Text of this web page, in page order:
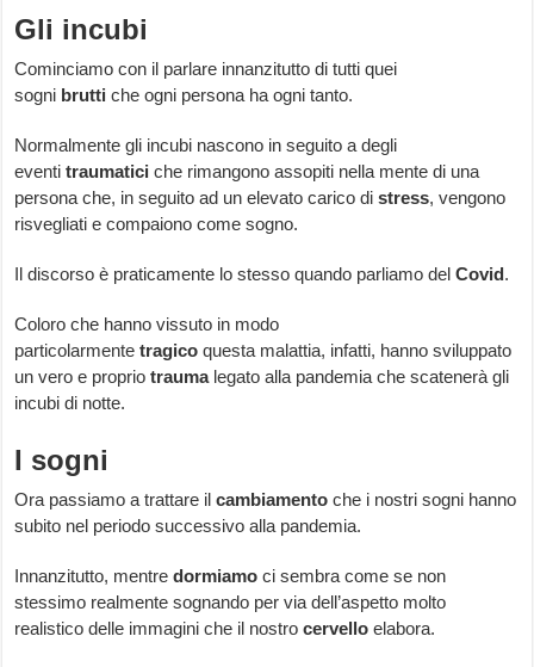
Gli incubi
Cominciamo con il parlare innanzitutto di tutti quei
sogni brutti che ogni persona ha ogni tanto.
Normalmente gli incubi nascono in seguito a degli
eventitraumatici che rimangono assopiti nella mente di una
persona che, in seguito ad un elevato carico distress, vengono
risvegliati e compaiono come sogno.
Il discorso è praticamente lo stesso quando parliamo delCovid.
Coloro che hanno vissuto in modo
particolarmentetragico questa malattia, infatti, hanno sviluppato
un vero e propriotraumalegato alla pandemia che scatenerà gli
incubi di notte.
I sogni
Ora passiamo a trattare ilcambiamento che i nostri sogni hanno
subito nel periodo successivo alla pandemia.
Innanzitutto, mentredormiamo ci sembra come se non
stessimo realmente sognando per via dell’aspetto molto
realistico delle immagini che il nostrocervello elabora.